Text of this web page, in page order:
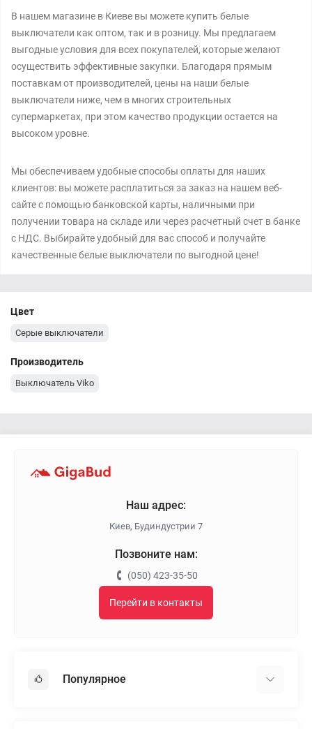
В нашем магазине в Киеве вы можете купить белые
выключатели как оптом, так и в розницу. Мы предлагаем
выгодные условия для всех покупателей, которые желают
осуществить эффективные закупки. Благодаря прямым
поставкам от производителей, цены на наши белые
выключатели ниже, чем в многих строительных
супермаркетах, при этом качество продукции остается на
высоком уровне.
Мы обеспечиваем удобные способы оплаты для наших
клиентов: вы можете расплатиться за заказ на нашем веб-
сайте с помощью банковской карты, наличными при
получении товара на складе или через расчетный счет в банке
с НДС. Выбирайте удобный для вас способ и получайте
качественные белые выключатели по выгодной цене!
Цвет
Серые выключатели
Производитель
Выключатель Viko
Наш адрес:
Киев, Будиндустрии 7
Позвоните нам:
(050) 423-35-50
Перейти в контакты
Популярное